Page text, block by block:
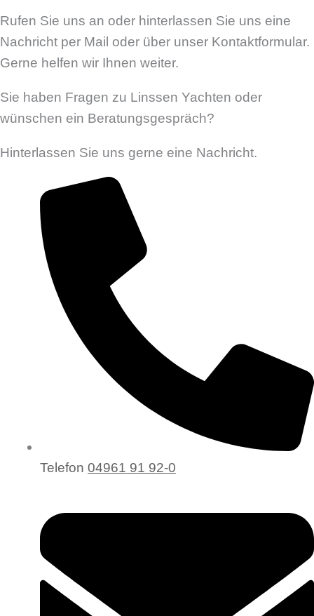
Rufen Sie uns an oder hinterlassen Sie uns eine
Nachricht per Mail oder über unser Kontaktformular.
Gerne helfen wir Ihnen weiter.
Sie haben Fragen zu Linssen Yachten oder
wünschen ein Beratungsgespräch?
Hinterlassen Sie uns gerne eine Nachricht.
Telefon 04961 91 92-0